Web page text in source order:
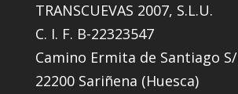
TRANSCUEVAS 2007, S.L.U.
C. I. F. B-22323547
Camino Ermita de Santiago S/
22200 Sariñena (Huesca)